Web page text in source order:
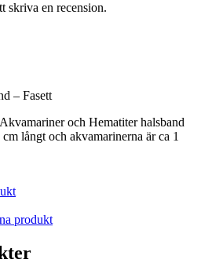
skriva en recension.
– Fasett
och Hematiter halsband
långt och akvamarinerna är ca 1
produkt